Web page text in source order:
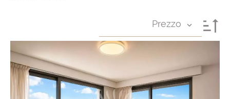
Prezzo